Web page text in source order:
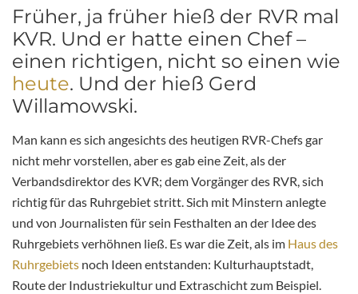
Früher, ja früher hieß der RVR mal
KVR. Und er hatte einen Chef –
einen richtigen, nicht so einen wie
heute. Und der hieß Gerd
Willamowski.
Man kann es sich angesichts des heutigen RVR-Chefs gar
nicht mehr vorstellen, aber es gab eine Zeit, als der
Verbandsdirektor des KVR; dem Vorgänger des RVR, sich
richtig für das Ruhrgebiet stritt. Sich mit Minstern anlegte
und von Journalisten für sein Festhalten an der Idee des
Ruhrgebiets verhöhnen ließ. Es war die Zeit, als im Haus des
Ruhrgebiets noch Ideen entstanden: Kulturhauptstadt,
Route der Industriekultur und Extraschicht zum Beispiel.